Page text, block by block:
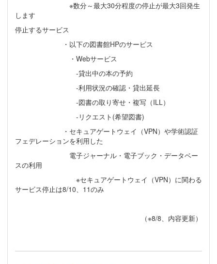
※数分～最大30分程度の停止が最大3回発生
します
停止するサービス
・以下の図書館HPのサービス
・Webサービス
‐貸出中の本の予約
‐利用状況の確認・貸出延長
‐図書の取り寄せ・複写（ILL）
‐リクエスト(希望図書)
・セキュアゲートウェイ（VPN）や学術認証
フェデレーションを利用した
電子ジャーナル・電子ブック・データベー
スの利用
※セキュアゲートウェイ（VPN）に関わる
サービス停止は8/10、11のみ
（※8/8、内容更新）